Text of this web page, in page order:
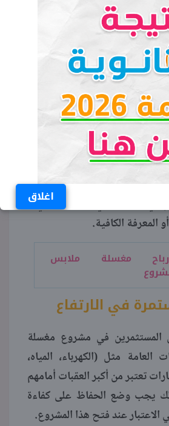
اغلاق
بامتلاك مغسلة، فأنت سباك،
ومسوق والكثير من الأشياء
في شئ واحد. لا يجب أن تكون
الخبرة والفهم الأساسي في هذه
فسيكون من الحكمة
هذه المهارات لمساعدتك على
ويمكن أن يساعدك العثور
في الازدهار في المناطق التي لا
المعرفة الكافية.
مغسلة ملابس
في الارتفاع
المستثمرين في مشروع مغسلة
مثل (الكهرباء، المياه،
تعتبر من أكبر العقبات أمامهم
يجب وضع الحفاظ على كفاءة
الاعتبار عند فتح هذا المشروع.